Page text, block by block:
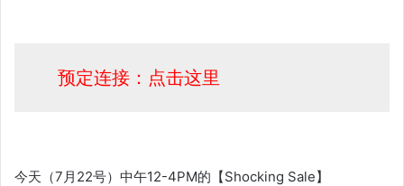
预定连接：点击这里
今天（7月22号）中午12-4PM的【Shocking Sale】